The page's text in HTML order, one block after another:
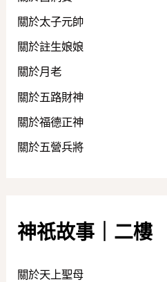
關於太子元帥
關於註生娘娘
關於月老
關於五路財神
關於福德正神
關於五營兵將
神祇故事｜二樓
關於天上聖母